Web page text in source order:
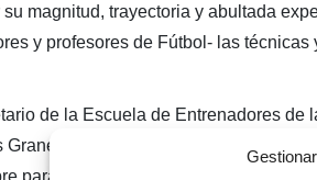
magnitud, trayectoria y abultada
y profesores de Fútbol- las
de la Escuela de Entrenadores de
y Nino Lema, dos de los
para impartir las primeras Jornadas